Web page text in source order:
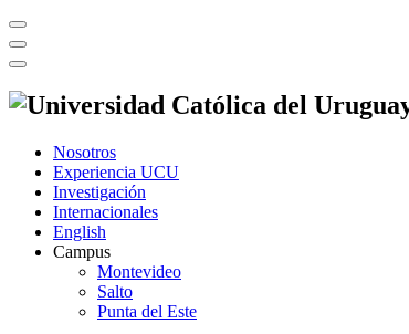
Nosotros
Experiencia UCU
Investigación
Internacionales
English
Campus
Montevideo
Salto
Punta del Este